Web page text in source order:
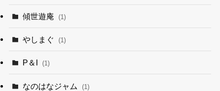
傾世遊庵 (1)
やしまぐ (1)
P＆I (1)
なのはなジャム (1)